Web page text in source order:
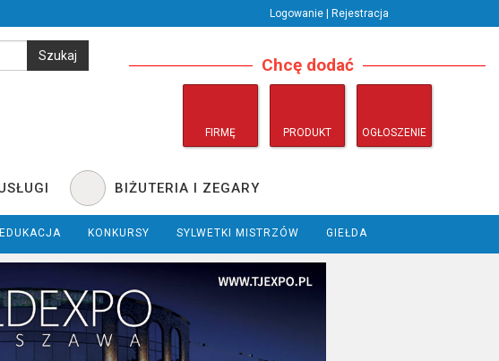
Logowanie | Rejestracja
Chcę dodać
FIRMĘ PRODUKT OGŁOSZENIE
BIŻUTERIA I ZEGARY
EDUKACJA KONKURSY SYLWETKI MISTRZÓW GIEŁDA